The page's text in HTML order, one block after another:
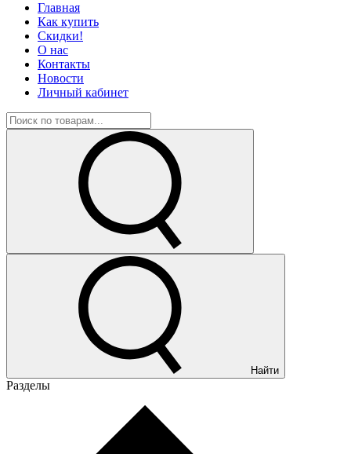
Главная
Как купить
Скидки!
О нас
Контакты
Новости
Личный кабинет
Найти
Разделы